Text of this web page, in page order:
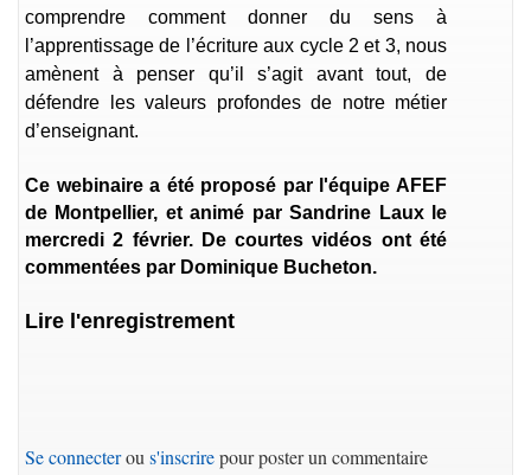
comprendre comment donner du sens à
l’apprentissage de l’écriture aux cycle 2 et 3, nous
amènent à penser qu’il s’agit avant tout, de
défendre les valeurs profondes de notre métier
d’enseignant.
Ce webinaire a été proposé par l'équipe AFEF
de Montpellier, et animé par Sandrine Lauxle
mercredi 2 février. De courtes vidéos ont été
commentées par Dominique Bucheton.
Lire l'enregistrement
Se connecterou s'inscrirepour poster un commentaire